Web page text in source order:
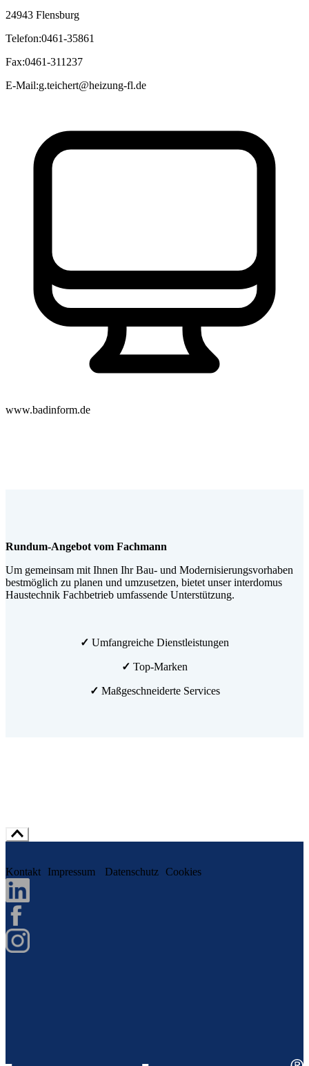
24943 Flensburg
Telefon:0461-35861
Fax:0461-311237
E-Mail:g.teichert@heizung-fl.de
www.badinform.de
Rundum-Angebot vom Fachmann
Um gemeinsam mit Ihnen Ihr Bau- und Modernisierungsvorhaben
bestmöglich zu planen und umzusetzen, bietet unser interdomus
Haustechnik Fachbetrieb umfassende Unterstützung.
✓ Umfangreiche Dienstleistungen
✓ Top-Marken
✓ Maßgeschneiderte Services
Kontakt Impressum Datenschutz Cookies